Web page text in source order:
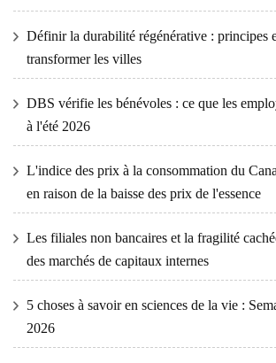
Définir la durabilité régénérative : principes
transformer les villes
DBS vérifie les bénévoles : ce que les
à l'été 2026
L'indice des prix à la consommation du
en raison de la baisse des prix de l'essence
Les filiales non bancaires et la fragilité
des marchés de capitaux internes
5 choses à savoir en sciences de la vie :
2026